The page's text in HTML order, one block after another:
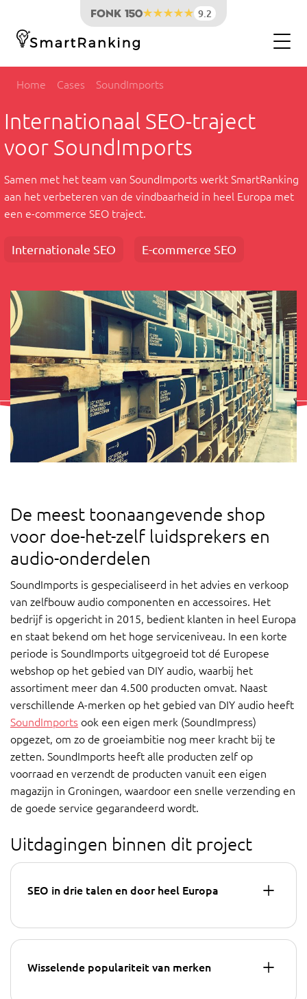
9.2
Home Cases SoundImports
Internationaal SEO-traject
voor SoundImports
Samen met het team van SoundImports werkt SmartRanking
aan het verbeteren van de vindbaarheid in heel Europa met
een e-commerce SEO traject.
Internationale SEO E-commerce SEO
De meest toonaangevende shop
voor doe-het-zelf luidsprekers en
audio-onderdelen
SoundImports is gespecialiseerd in het advies en verkoop
van zelfbouw audio componenten en accessoires. Het
bedrijf is opgericht in 2015, bedient klanten in heel Europa
en staat bekend om het hoge serviceniveau. In een korte
periode is SoundImports uitgegroeid tot dé Europese
webshop op het gebied van DIY audio, waarbij het
assortiment meer dan 4.500 producten omvat. Naast
verschillende A-merken op het gebied van DIY audio heeft
SoundImports ook een eigen merk (SoundImpress)
opgezet, om zo de groeiambitie nog meer kracht bij te
zetten. SoundImports heeft alle producten zelf op
voorraad en verzendt de producten vanuit een eigen
magazijn in Groningen, waardoor een snelle verzending en
de goede service gegarandeerd wordt.
Uitdagingen binnen dit project
SEO in drie talen en door heel Europa
Wisselende populariteit van merken